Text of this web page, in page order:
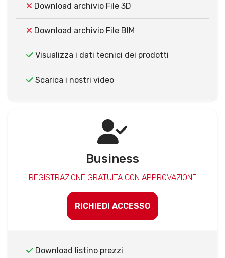
Download archivio File 3D
Download archivio File BIM
Visualizza i dati tecnici dei prodotti
Scarica i nostri video
Business
REGISTRAZIONE GRATUITA CON APPROVAZIONE
RICHIEDI ACCESSO
Download listino prezzi